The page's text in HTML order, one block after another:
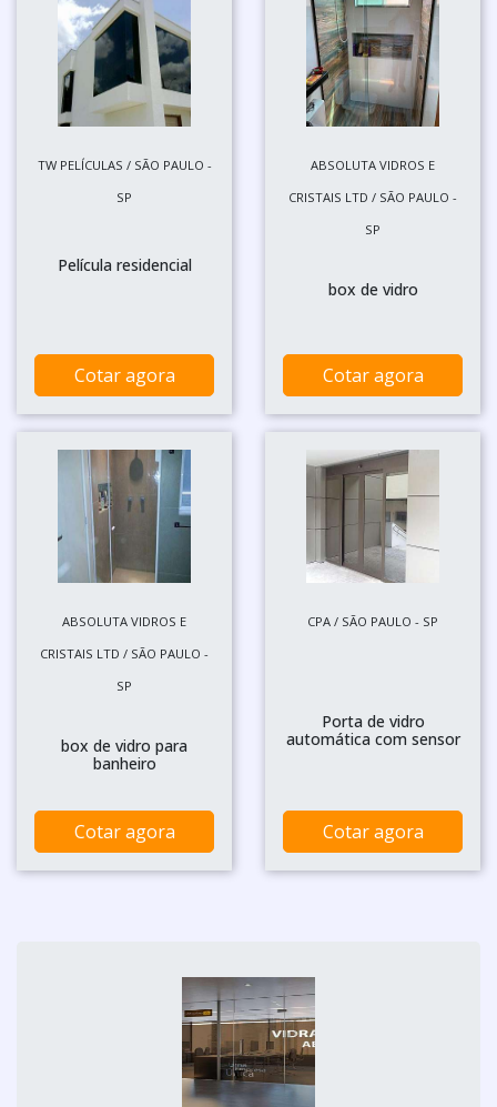
TW PELÍCULAS / SÃO PAULO -
SP
Película residencial
Cotar agora
ABSOLUTA VIDROS E
CRISTAIS LTD / SÃO PAULO -
SP
box de vidro
Cotar agora
ABSOLUTA VIDROS E
CRISTAIS LTD / SÃO PAULO -
SP
box de vidro para
banheiro
Cotar agora
CPA / SÃO PAULO - SP
Porta de vidro
automática com sensor
Cotar agora